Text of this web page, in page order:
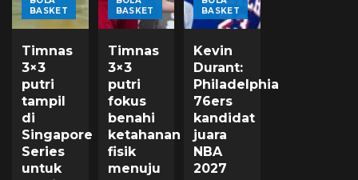
BASKET
Timnas
3×3
putri
tampil
di
Singapore
Series
untuk
BASKET
Timnas
3×3
putri
fokus
benahi
ketahanan
fisik
menuju
BASKET
Kevin
Durant:
Philadelphia
76ers
kandidat
juara
NBA
2027